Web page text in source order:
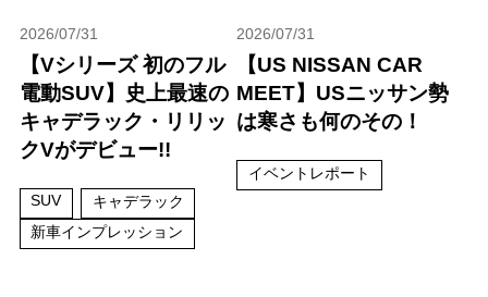
2026/07/31
【Vシリーズ 初のフル
電動SUV】史上最速の
キャデラック・リリッ
クVがデビュー!!
SUV
キャデラック
新車インプレッション
2026/07/31
【US NISSAN CAR
MEET】USニッサン勢
は寒さも何のその！
イベントレポート